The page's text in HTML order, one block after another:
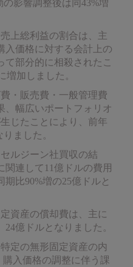
影響調整後は同43%増
上総利益の割合は、主
入価格に対する会計上の
て部分的に相殺されたこ
増加しました。
・販売費・一般管理費
、幅広いポートフォリオ
じたことにより、前年
ました。
ルジーン社買収の結
関連して11億ドルの費用
比90%増の25億ドルと
資産の償却費は、主に
億ドルとなりました。
定の無形固定資産の内
入価格の調整に伴う課